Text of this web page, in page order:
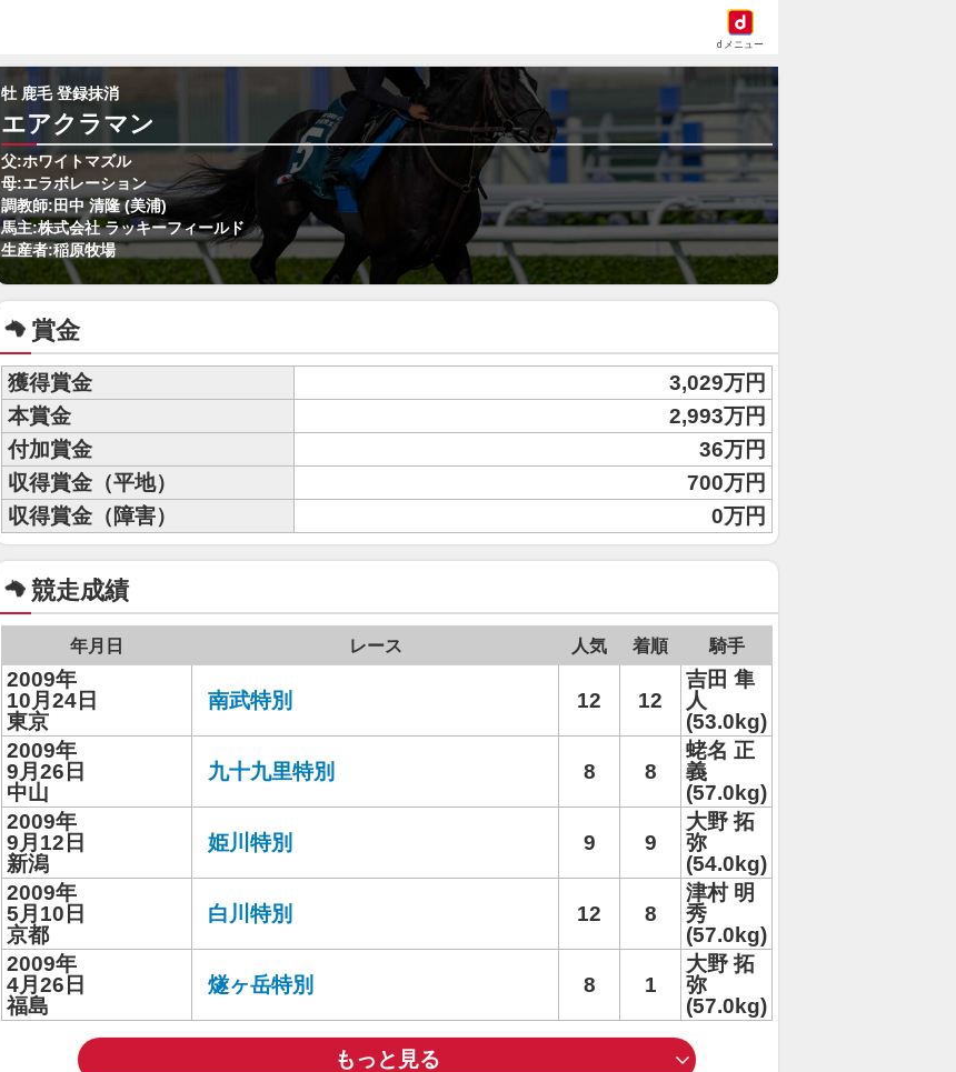
dメニュー
牡 鹿毛 登録抹消
エアクラマン
父:ホワイトマズル
母:エラボレーション
調教師:田中 清隆 (美浦)
馬主:株式会社 ラッキーフィールド
生産者:稲原牧場
賞金
獲得賞金
3,029万円
本賞金
2,993万円
付加賞金
36万円
収得賞金（平地）
700万円
収得賞金（障害）
0万円
競走成績
年月日 レース 人気 着順 騎手
2009年
10月24日
東京
南武特別 12 12
吉田 隼
人
(53.0kg)
2009年
9月26日
中山
九十九里特別 8 8
蛯名 正
義
(57.0kg)
2009年
9月12日
新潟
姫川特別 9 9
大野 拓
弥
(54.0kg)
2009年
5月10日
京都
白川特別 12 8
津村 明
秀
(57.0kg)
2009年
4月26日
福島
燧ヶ岳特別 8 1
大野 拓
弥
(57.0kg)
もっと見る